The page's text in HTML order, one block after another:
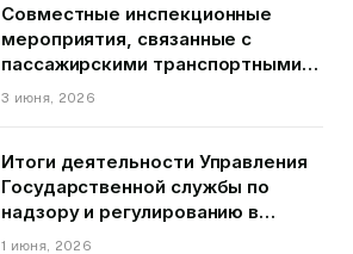
Совместные инспекционные
мероприятия, связанные с
пассажирскими транспортными
средствами на территории
3 июня, 2026
Итоги деятельности Управления
Государственной службы по
надзору и регулированию в
области транспорта ГБАО в
1 июня, 2026